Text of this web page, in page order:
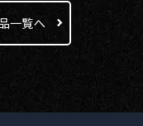
一覧へ